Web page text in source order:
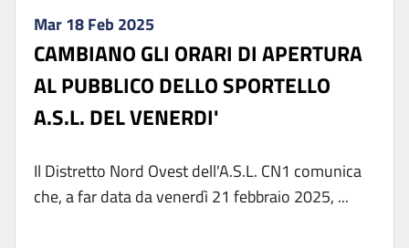
Mar 18 Feb 2025
CAMBIANO GLI ORARI DI APERTURA
AL PUBBLICO DELLO SPORTELLO
A.S.L. DEL VENERDI'
Il Distretto Nord Ovest dell'A.S.L. CN1 comunica
che, a far data da venerdì 21 febbraio 2025, ...